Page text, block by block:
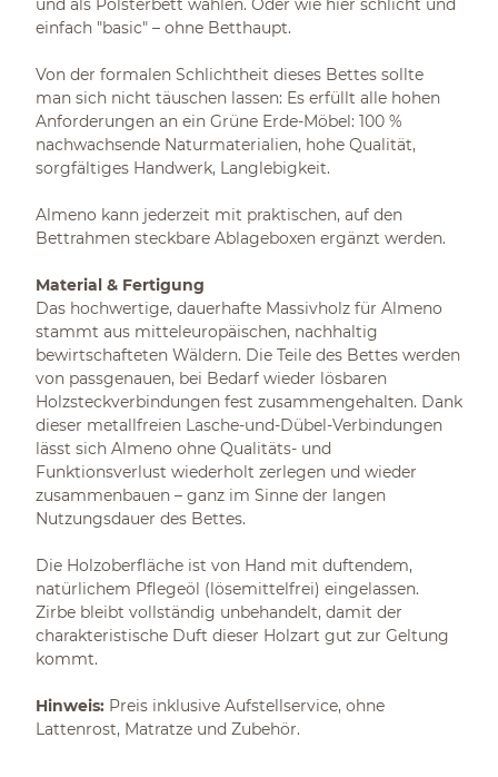
und als Polsterbett wählen. Oder wie hier schlicht und
einfach "basic" – ohne Betthaupt.
Von der formalen Schlichtheit dieses Bettes sollte
man sich nicht täuschen lassen: Es erfüllt alle hohen
Anforderungen an ein Grüne Erde-Möbel: 100 %
nachwachsende Naturmaterialien, hohe Qualität,
sorgfältiges Handwerk, Langlebigkeit.
Almeno kann jederzeit mit praktischen, auf den
Bettrahmen steckbare Ablageboxen ergänzt werden.
Material & Fertigung
Das hochwertige, dauerhafte Massivholz für Almeno
stammt aus mitteleuropäischen, nachhaltig
bewirtschafteten Wäldern. Die Teile des Bettes werden
von passgenauen, bei Bedarf wieder lösbaren
Holzsteckverbindungen fest zusammengehalten. Dank
dieser metallfreien Lasche-und-Dübel-Verbindungen
lässt sich Almeno ohne Qualitäts- und
Funktionsverlust wiederholt zerlegen und wieder
zusammenbauen – ganz im Sinne der langen
Nutzungsdauer des Bettes.
Die Holzoberfläche ist von Hand mit duftendem,
natürlichem Pflegeöl (lösemittelfrei) eingelassen.
Zirbe bleibt vollständig unbehandelt, damit der
charakteristische Duft dieser Holzart gut zur Geltung
kommt.
Hinweis: Preis inklusive Aufstellservice, ohne
Lattenrost, Matratze und Zubehör.